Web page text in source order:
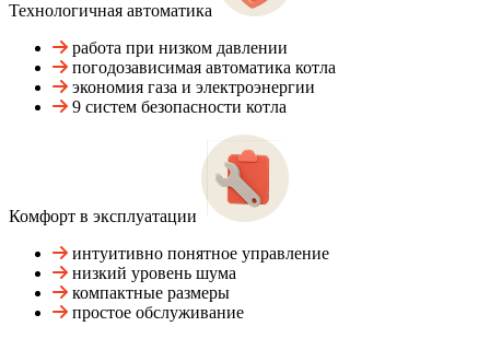
Технологичная автоматика
работа при низком давлении
погодозависимая автоматика котла
экономия газа и электроэнергии
9 систем безопасности котла
Комфорт в эксплуатации
интуитивно понятное управление
низкий уровень шума
компактные размеры
простое обслуживание